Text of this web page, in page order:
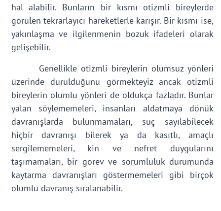
hal alabilir. Bunların bir kısmı otizmli bireylerde
görülen tekrarlayıcı hareketlerle karışır. Bir kısmı ise,
yakınlaşma ve ilgilenmenin bozuk ifadeleri olarak
gelişebilir.
Genellikle otizmli bireylerin olumsuz yönleri
üzerinde durulduğunu görmekteyiz ancak otizmli
bireylerin olumlu yönleri de oldukça fazladır. Bunlar
yalan söylememeleri, insanları aldatmaya dönük
davranışlarda bulunmamaları, suç sayılabilecek
hiçbir davranışı bilerek ya da kasıtlı, amaçlı
sergilememeleri, kin ve nefret duygularını
taşımamaları, bir görev ve sorumluluk durumunda
kaytarma davranışları göstermemeleri gibi birçok
olumlu davranış sıralanabilir.